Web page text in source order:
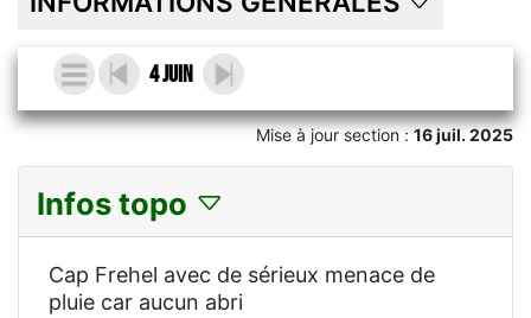
4 juin
Mise à jour section :16 juil. 2025
Infos topo
Cap Frehel avec de sérieux menace de
pluie car aucun abri